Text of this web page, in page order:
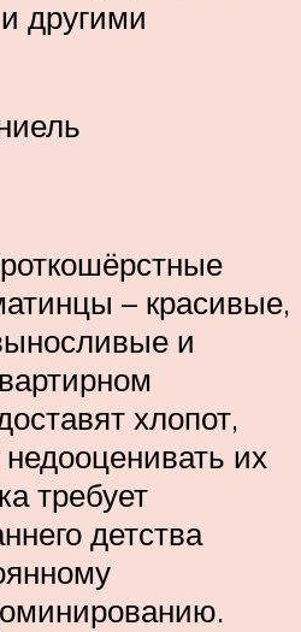
другими
– красивые,
и
хлопот,
их
требует
детства